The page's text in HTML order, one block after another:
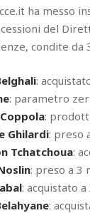
ha messo
del
condite da
:
: parametro
:
Ghilardi: preso
Tchatchoua:
: preso a 3
: acquistato
: